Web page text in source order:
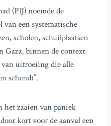
(PIJ) noemde de
van een systematische
scholen, schuilplaatsen
Gaza, binnen de context
van uitroeiing die alle
schendt”.
het zaaien van paniek
kort voor de aanval een